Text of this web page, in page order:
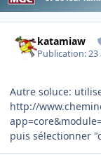
katamiaw
Publication:23
Autre soluce:
http://
puis sélectionner